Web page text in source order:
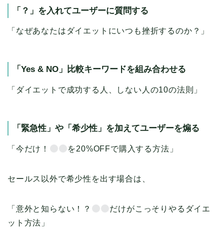
「？」を入れてユーザーに質問する
「なぜあなたはダイエットにいつも挫折するのか？」
「Yes & NO」比較キーワードを組み合わせる
「ダイエットで成功する人、しない人の10の法則」
「緊急性」や「希少性」を加えてユーザーを煽る
「今だけ！ を20%OFFで購入する方法」
セールス以外で希少性を出す場合は、
「意外と知らない！？
だけがこっそりやるダイエ
ット方法」